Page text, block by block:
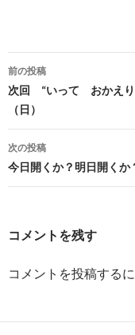
投
稿
ナ
ビ
ゲ
シ
前の投稿
次回 “いって おかえり
（日）
次の投稿
今日開くか？明日開く
コメントを残す
コメントを投稿する